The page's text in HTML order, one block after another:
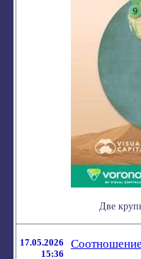
Две
17.05.2026
15:36